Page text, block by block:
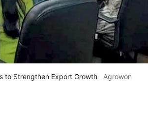
to Strengthen Export Growth Agrowon